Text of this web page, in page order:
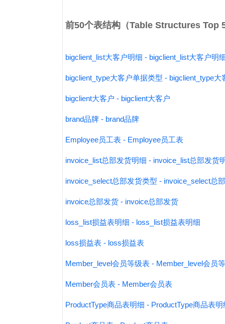
前50个表结构（Table Structures Top
bigclient_list大客户明细 - bigclient_list大客户明
bigclient_type大客户单据类型 - bigclient_type大
bigclient大客户 - bigclient大客户
brand品牌 - brand品牌
Employee员工表 - Employee员工表
invoice_list总部发货明细 - invoice_list总部发货
invoice_select总部发货类型 - invoice_select总
invoice总部发货 - invoice总部发货
loss_list损益表明细 - loss_list损益表明细
loss损益表 - loss损益表
Member_level会员等级表 - Member_level会员
Member会员表 - Member会员表
ProductType商品表明细 - ProductType商品表明